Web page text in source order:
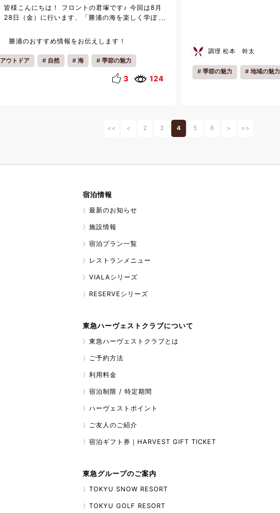
皆様こんにちは！ フロントの君塚です♪ 今回は8月
28日（金）に行います、「勝浦の海を楽しく学ぼ
から始め、今年の7月にも開催させていただき毎回、
満員御礼となるイベントです！ こちらのイベント
は、勝浦市 海の博物館の研究員さんと一緒に磯の
生き物を観察するイベントとなっており、ご家族皆
様やご友人たちとも楽しくご参加いただけるイベン
（施設入場料込み） 65歳以上・中学生以下
物：飲み物、帽子、タオル、軍手、日焼け止め、着
お願いいたします。 お問い合わせ：0470-76-
勝浦のおすすめ情報をお伝えします！
アウトドア 自然 海 季節の魅力
リフレッシュ
3 124
調理 松本 幹太
季節の魅力 地域の魅力
<< < 2 3 4 5 6 > >>
宿泊情報
最新のお知らせ
施設情報
宿泊プラン一覧
レストランメニュー
VIALAシリーズ
RESERVEシリーズ
東急ハーヴェストクラブについて
東急ハーヴェストクラブとは
ご予約方法
利用料金
宿泊制限 / 特定期間
ハーヴェストポイント
ご友人のご紹介
宿泊ギフト券｜HARVEST GIFT TICKET
東急グループのご案内
TOKYU SNOW RESORT
TOKYU GOLF RESORT